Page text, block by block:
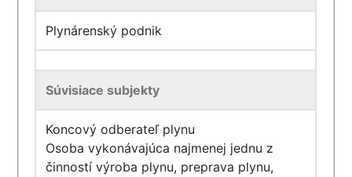
Plynárenský podnik
Súvisiace subjekty
Koncový odberateľ plynu
Osoba vykonávajúca najmenej jednu z
činností výroba plynu, preprava plynu,